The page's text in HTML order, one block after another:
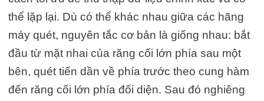
thể lặp lại. Dù có thể khác nhau giữa các hãng
máy quét, nguyên tắc cơ bản là giống nhau: bắt
đầu từ mặt nhai của răng cối lớn phía sau một
bên, quét tiến dần về phía trước theo cung hàm
đến răng cối lớn phía đối diện. Sau đó nghiêng